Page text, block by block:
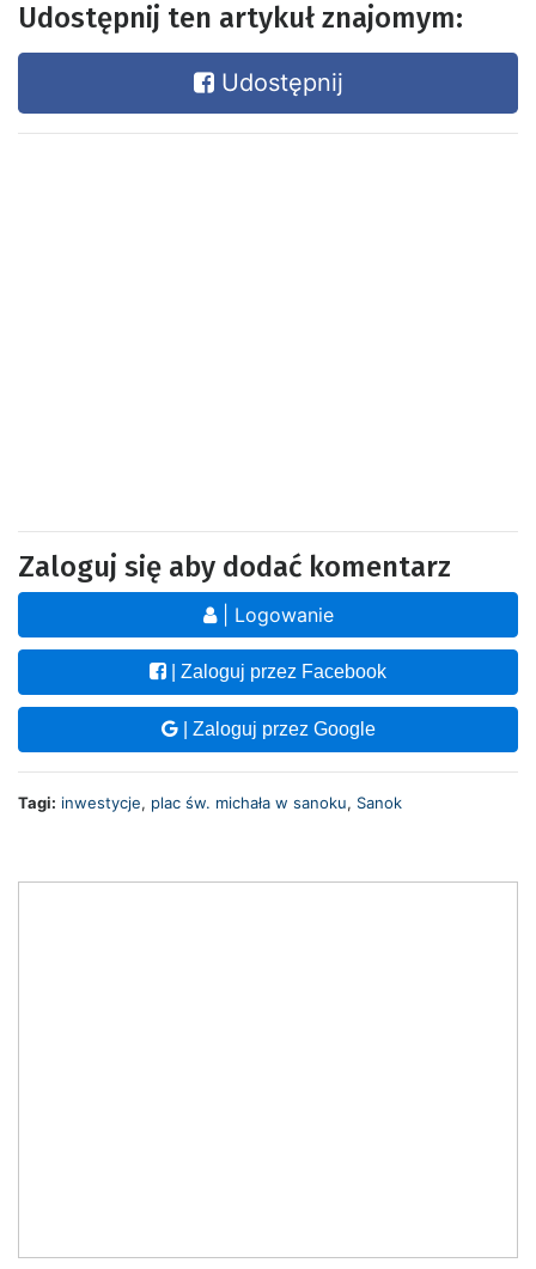
Udostępnij ten artykuł znajomym:
Udostępnij
Zaloguj się aby dodać komentarz
| Logowanie
| Zaloguj przez Facebook
| Zaloguj przez Google
Tagi: inwestycje, plac św. michała w sanoku, Sanok